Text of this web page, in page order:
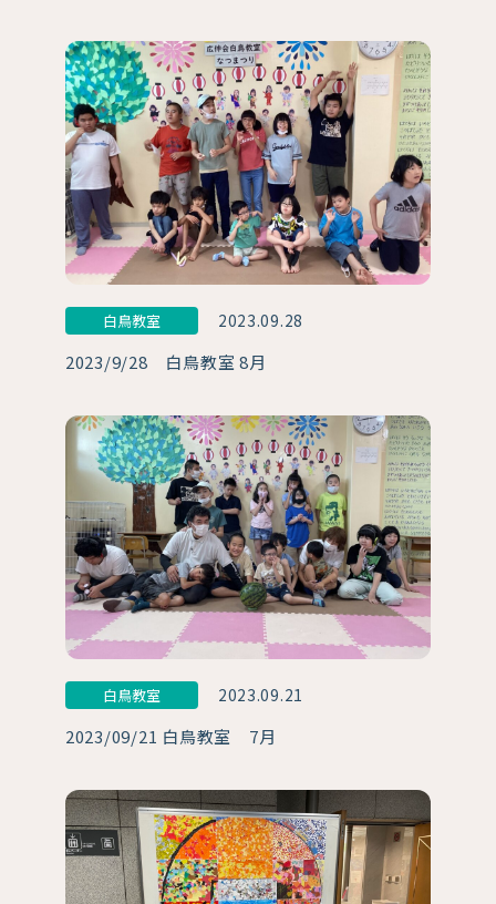
白鳥教室 2023.09.28
2023/9/28 白鳥教室 8月
白鳥教室 2023.09.21
2023/09/21 白鳥教室 7月